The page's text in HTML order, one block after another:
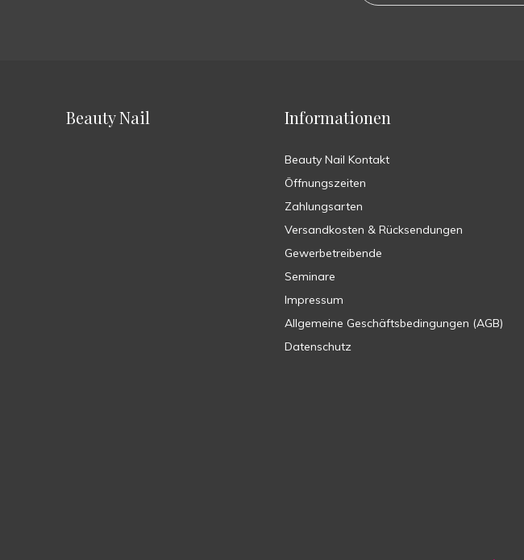
Beauty Nail Informationen
Beauty Nail Kontakt
Öffnungszeiten
Zahlungsarten
Versandkosten & Rücksendungen
Gewerbetreibende
Seminare
Impressum
Allgemeine Geschäftsbedingungen (AGB)
Datenschutz